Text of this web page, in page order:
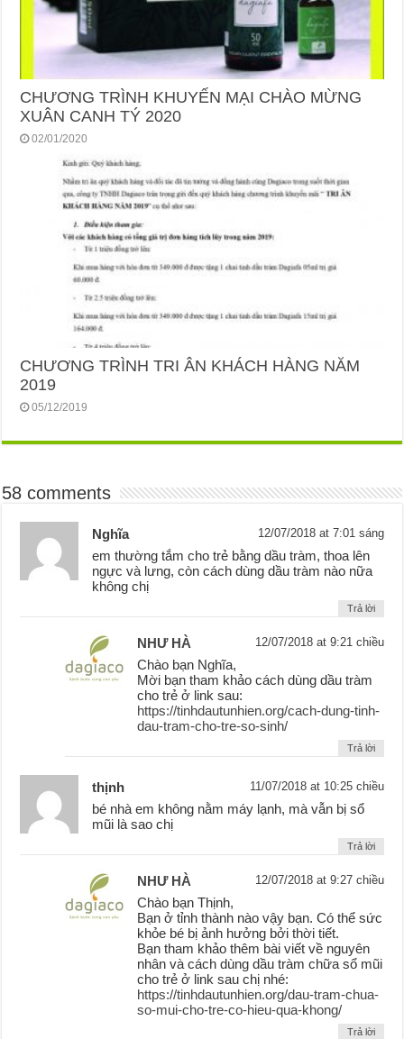
CHƯƠNG TRÌNH KHUYẾN MẠI CHÀO MỪNG
XUÂN CANH TÝ 2020
02/01/2020
CHƯƠNG TRÌNH TRI ÂN KHÁCH HÀNG NĂM
2019
05/12/2019
58 comments
Nghĩa 12/07/2018 at 7:01 sáng
em thường tắm cho trẻ bằng dầu tràm, thoa lên
ngực và lưng, còn cách dùng dầu tràm nào nữa
không chị
Trả lời
NHƯ HÀ 12/07/2018 at 9:21 chiều
Chào bạn Nghĩa,
Mời bạn tham khảo cách dùng dầu tràm
cho trẻ ở link sau:
https://tinhdautunhien.org/cach-dung-tinh-
dau-tram-cho-tre-so-sinh/
Trả lời
thịnh 11/07/2018 at 10:25 chiều
bé nhà em không nằm máy lạnh, mà vẫn bị sổ
mũi là sao chị
Trả lời
NHƯ HÀ 12/07/2018 at 9:27 chiều
Chào bạn Thịnh,
Bạn ở tỉnh thành nào vậy bạn. Có thể sức
khỏe bé bị ảnh hưởng bởi thời tiết.
Bạn tham khảo thêm bài viết về nguyên
nhân và cách dùng dầu tràm chữa sổ mũi
cho trẻ ở link sau chị nhé:
https://tinhdautunhien.org/dau-tram-chua-
so-mui-cho-tre-co-hieu-qua-khong/
Trả lời